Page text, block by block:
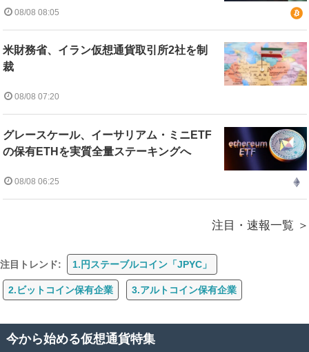
08/08 08:05
米財務省、イラン仮想通貨取引所2社を制
裁
08/08 07:20
グレースケール、イーサリアム・ミニETF
の保有ETHを実質全量ステーキングへ
08/08 06:25
注目・速報一覧
注目トレンド: 1.円ステーブルコイン「JPYC」
2.ビットコイン保有企業 3.アルトコイン保有企業
今から始める仮想通貨特集